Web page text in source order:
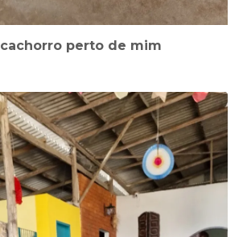
perto de mim